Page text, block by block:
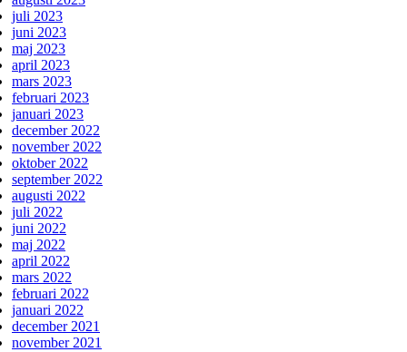
juli 2023
juni 2023
maj 2023
april 2023
mars 2023
februari 2023
januari 2023
december 2022
november 2022
oktober 2022
september 2022
augusti 2022
juli 2022
juni 2022
maj 2022
april 2022
mars 2022
februari 2022
januari 2022
december 2021
november 2021